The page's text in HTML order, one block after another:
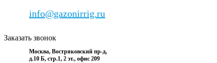
info@gazonirrig.ru
Заказать звонок
Москва, Востряковский пр-д,
д.10 Б, стр.1, 2 эт., офис 209